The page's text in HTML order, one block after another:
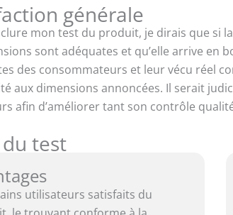
générale
mon test du produit, je dirais que si
sont adéquates et qu’elle arrive en
des consommateurs et leur vécu réel
aux dimensions annoncées. Il serait
afin d’améliorer tant son contrôle
test
utilisateurs satisfaits du